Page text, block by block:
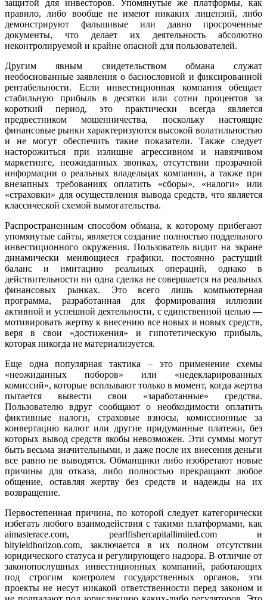
защитой для инвесторов. Упомянутые же платформы, как
правило, либо вообще не имеют никаких лицензий, либо
демонстрируют фальшивые или давно просроченные
документы, что делает их деятельность абсолютно
неконтролируемой и крайне опасной для пользователей.
Другим явным свидетельством обмана служат
необоснованные заявления о баснословной и фиксированной
рентабельности. Если инвестиционная компания обещает
стабильную прибыль в десятки или сотни процентов за
короткий период, это практически всегда является
предвестником мошенничества, поскольку настоящие
финансовые рынки характеризуются высокой волатильностью
и не могут обеспечить такие показатели. Также следует
насторожиться при излишне агрессивном и навязчивом
маркетинге, неожиданных звонках, отсутствии прозрачной
информации о реальных владельцах компании, а также при
внезапных требованиях оплатить «сборы», «налоги» или
«страховки» для осуществления вывода средств, что является
классической схемой вымогательства.
Распространенным способом обмана, к которому прибегают
упомянутые сайты, является создание полностью поддельного
инвестиционного окружения. Пользователь видит на экране
динамически меняющиеся графики, постоянно растущий
баланс и имитацию реальных операций, однако в
действительности ни одна сделка не совершается на реальных
финансовых рынках. Это всего лишь компьютерная
программа, разработанная для формирования иллюзии
активной и успешной деятельности, с единственной целью —
мотивировать жертву к внесению все новых и новых средств,
веря в свои «достижения» и гипотетическую прибыль,
которая никогда не материализуется.
Еще одна популярная тактика – это применение схемы
«неожиданных поборов» или «недекларированных
комиссий», которые всплывают только в момент, когда жертва
пытается вывести свои «заработанные» средства.
Пользователю вдруг сообщают о необходимости оплатить
фиктивные налоги, страховые взносы, комиссионные за
конвертацию валют или другие придуманные платежи, без
которых вывод средств якобы невозможен. Эти суммы могут
быть весьма значительными, и даже после их внесения деньги
все равно не выводятся. Обманщики либо изобретают новые
причины для отказа, либо полностью прекращают любое
общение, оставляя жертву без средств и надежды на их
возвращение.
Первостепенная причина, по которой следует категорически
избегать любого взаимодействия с такими платформами, как
aimasterace.com, pearlfishercapitallimited.com и
bityieldhorizon.com, заключается в их полном отсутствии
юридического статуса и регулирующего надзора. В отличие от
законопослушных инвестиционных компаний, работающих
под строгим контролем государственных органов, эти
проекты не несут никакой ответственности перед законом и